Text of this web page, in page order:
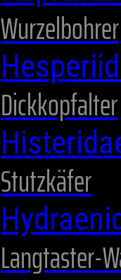
Wurzelbohrer
Dickkopfalter
Stutzkäfer
Langtaster-